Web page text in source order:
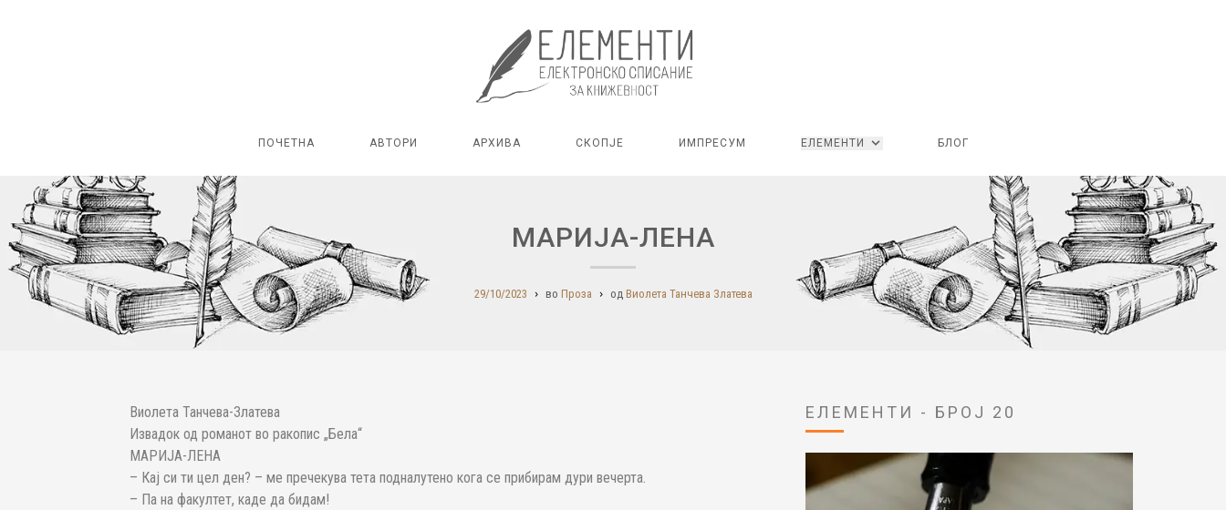
ПОЧЕТНА АВТОРИ АРХИВА СКОПЈЕ ИМПРЕСУМ ЕЛЕМЕНТИ БЛОГ
МАРИЈА-ЛЕНА
29/10/2023 во Проза од Виолета Танчева Златева
Виолета Танчева-Златева
Извадок од романот во ракопис „Бела“
МАРИЈА-ЛЕНА
– Кај си ти цел ден? – ме пречекува тета подналутено кога се прибирам дури вечерта.
– Па на факултет, каде да бидам!
ЕЛЕМЕНТИ - БРОЈ 20